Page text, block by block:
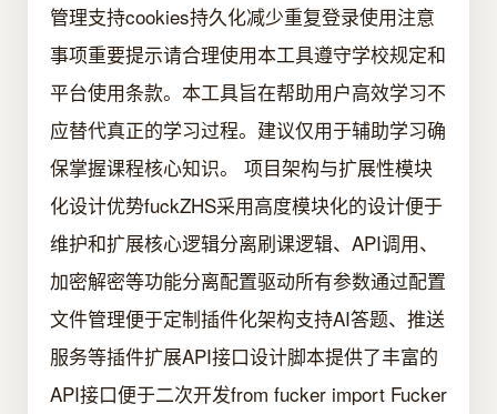
管理支持cookies持久化减少重复登录使用注意
事项重要提示请合理使用本工具遵守学校规定和
平台使用条款。本工具旨在帮助用户高效学习不
应替代真正的学习过程。建议仅用于辅助学习确
保掌握课程核心知识。 项目架构与扩展性模块
化设计优势fuckZHS采用高度模块化的设计便于
维护和扩展核心逻辑分离刷课逻辑、API调用、
加密解密等功能分离配置驱动所有参数通过配置
文件管理便于定制插件化架构支持AI答题、推送
服务等插件扩展API接口设计脚本提供了丰富的
API接口便于二次开发from fucker import Fucker